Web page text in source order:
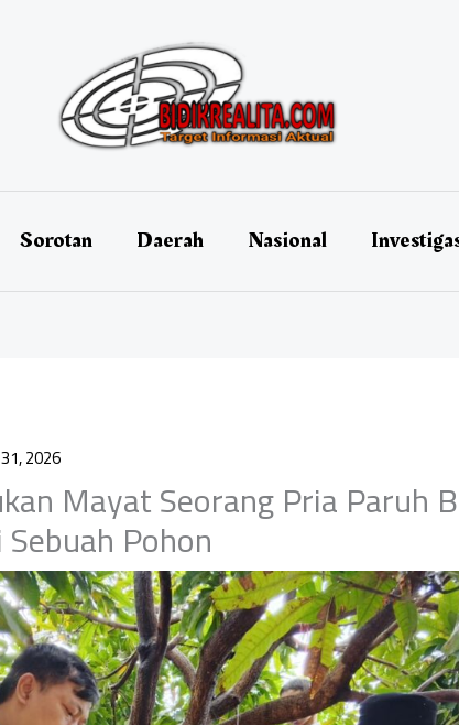
Sorotan Daerah Nasional
2026
Mayat Seorang Pria Paruh
Pohon